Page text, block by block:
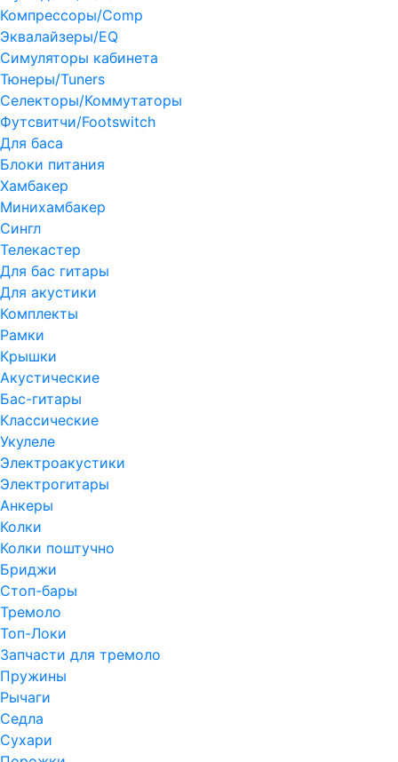
Компрессоры/Comp
Эквалайзеры/EQ
Симуляторы кабинета
Тюнеры/Tuners
Селекторы/Коммутаторы
Футсвитчи/Footswitch
Для баса
Блоки питания
Хамбакер
Минихамбакер
Сингл
Телекастер
Для бас гитары
Для акустики
Комплекты
Рамки
Крышки
Акустические
Бас-гитары
Классические
Укулеле
Электроакустики
Электрогитары
Анкеры
Колки
Колки поштучно
Бриджи
Стоп-бары
Тремоло
Топ-Локи
Запчасти для тремоло
Пружины
Рычаги
Седла
Сухари